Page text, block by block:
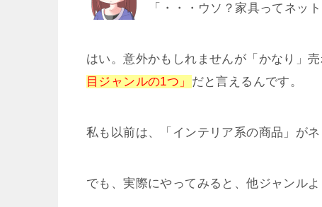
「・・・ウソ？家具ってネット
はい。意外かもしれませんが「かなり」
目ジャンルの1つ」 だと言えるんです。
私も以前は、「インテリア系の商品」が
でも、実際にやってみると、他ジャンル